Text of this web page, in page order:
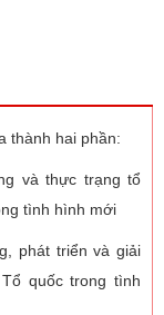
thành hai phần:
và thực trạng tổ
tình hình mới
phát triển và giải
quốc trong tình